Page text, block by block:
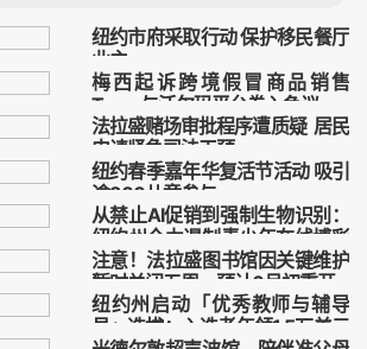
纽约市府采取行动 保护移民餐厅
业主
纽约 市府保护 移民餐厅 业主
梅西起诉跨境假冒商品销售
Temu与沃尔玛平台卷入争议
梅西 起诉 跨境 假冒
法拉盛赌场审批程序遭质疑 居民
申请紧急司法干预
法拉盛 赌场 审批程序 遭质疑
纽约春季嘉年华复活节活动 吸引
逾300儿童参与
纽约 春季 嘉年华 复活节
从禁止AI促销到强制生物识别：
纽约州全力遏制青少年在线博彩
风险
禁止 AI促销 强制 生物识别
注意！法拉盛图书馆因关键维护
暂时关闭五周，预计6月初重开
法拉盛 图书馆 关键维护 暂时
纽约州启动「优秀教师与辅导
员」选拔：入选者年领1.5万美元